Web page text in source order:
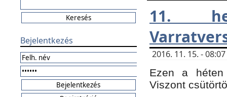
Bejelentkezés
11.
2016. 11. 15. -
Ezen a héten
Viszont